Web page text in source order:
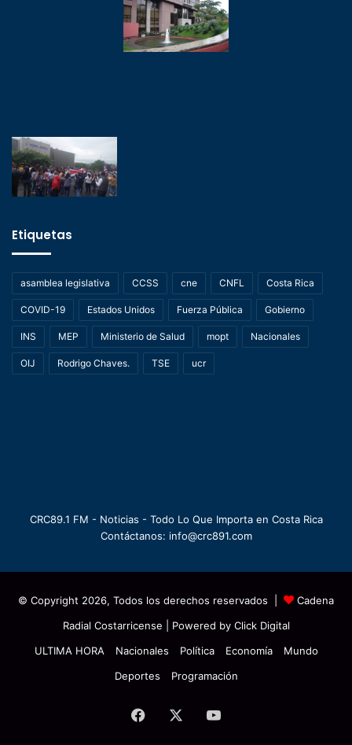
Etiquetas
asamblea legislativa CCSS cne CNFL Costa Rica
COVID-19 Estados Unidos Fuerza Pública Gobierno
INS MEP Ministerio de Salud mopt Nacionales
OIJ Rodrigo Chaves. TSE ucr
CRC89.1 FM - Noticias - Todo Lo Que Importa en Costa Rica
Contáctanos: info@crc891.com
© Copyright 2026, Todos los derechos reservados |
Cadena
Radial Costarricense | Powered by Click Digital
ULTIMA HORA
Nacionales Política Economía
Mundo
Deportes
Programación
Facebook